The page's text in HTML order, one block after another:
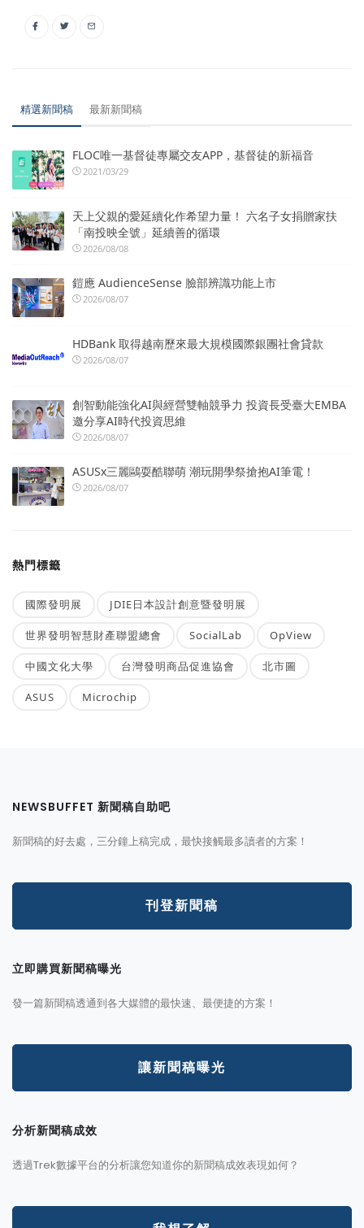
精選新聞稿 最新新聞稿
FLOC唯一基督徒專屬交友APP，基督徒的新福音
2021/03/29
天上父親的愛延續化作希望力量！ 六名子女捐贈家扶
「南投映全號」延續善的循環
2026/08/08
鎧應 AudienceSense 臉部辨識功能上市
2026/08/07
HDBank 取得越南歷來最大規模國際銀團社會貸款
2026/08/07
創智動能強化AI與經營雙軸競爭力 投資長受臺大EMBA
邀分享AI時代投資思維
2026/08/07
ASUSx三麗鷗耍酷聯萌 潮玩開學祭搶抱AI筆電！
2026/08/07
熱門標籤
國際發明展 JDIE日本設計創意暨發明展
世界發明智慧財產聯盟總會 SocialLab OpView
中國文化大學 台灣發明商品促進協會 北市圖
ASUS Microchip
NEWSBUFFET 新聞稿自助吧
新聞稿的好去處，三分鐘上稿完成，最快接觸最多讀者的方案！
刊登新聞稿
立即購買新聞稿曝光
發一篇新聞稿透通到各大媒體的最快速、最便捷的方案！
讓新聞稿曝光
分析新聞稿成效
透過Trek數據平台的分析讓您知道你的新聞稿成效表現如何？